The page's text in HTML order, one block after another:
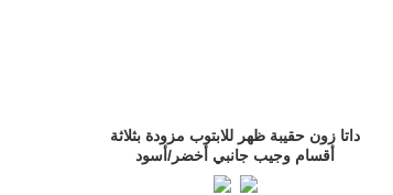
داتا زون حقيبة ظهر للابتوب مزودة بثلاثة
أقسام وجيب جانبي أخضر/أسود